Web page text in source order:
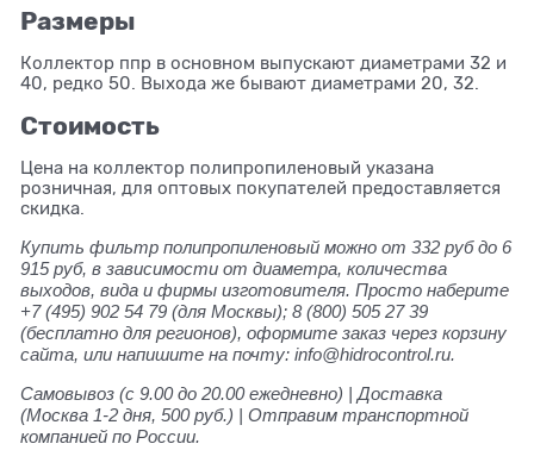
Размеры
Коллектор ппр в основном выпускают диаметрами 32 и
40, редко 50. Выхода же бывают диаметрами 20, 32.
Стоимость
Цена на коллектор полипропиленовый указана
розничная, для оптовых покупателей предоставляется
скидка.
Купить фильтр полипропиленовый можно от 332 руб до 6
915 руб, в зависимости от диаметра, количества
выходов, вида и фирмы изготовителя. Просто наберите
+7 (495) 902 54 79 (для Москвы); 8 (800) 505 27 39
(бесплатно для регионов), оформите заказ через корзину
сайта, или напишите на почту: info@hidrocontrol.ru.
Самовывоз (с 9.00 до 20.00 ежедневно) | Доставка
(Москва 1-2 дня, 500 руб.) | Отправим транспортной
компанией по России.